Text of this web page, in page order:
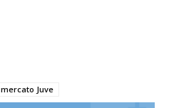
mercato Juve